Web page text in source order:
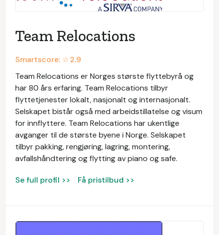
Team Relocations
Smartscore: ☆2.9
Team Relocations er Norges største flyttebyrå og
har 80 års erfaring. Team Relocations tilbyr
flyttetjenester lokalt, nasjonalt og internasjonalt.
Selskapet bistår også med arbeidstillatelse og visum
for innflyttere. Team Relocations har ukentlige
avganger til de største byene i Norge. Selskapet
tilbyr pakking, rengjøring, lagring, montering,
avfallshåndtering og flytting av piano og safe.
Se full profil >> Få pristilbud >>